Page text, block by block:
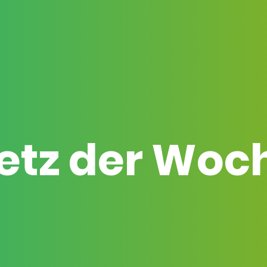
der